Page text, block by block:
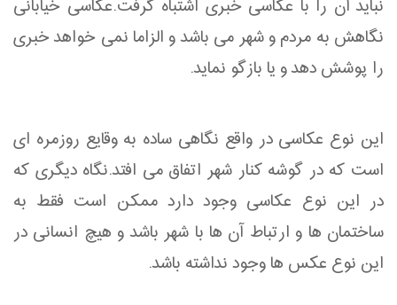
نباید آن را با عکاسی خبری اشتباه گرفت.عکاسی خیابانی
نگاهش به مردم و شهر می باشد و الزاما نمی خواهد خبری
را پوشش دهد و یا بازگو نماید.
این نوع عکاسی در واقع نگاهی ساده به وقایع روزمره ای
است که در گوشه کنار شهر اتفاق می افتد.نگاه دیگری که
در این نوع عکاسی وجود دارد ممکن است فقط به
ساختمان ها و ارتباط آن ها با شهر باشد و هیچ انسانی در
این نوع عکس ها وجود نداشته باشد.